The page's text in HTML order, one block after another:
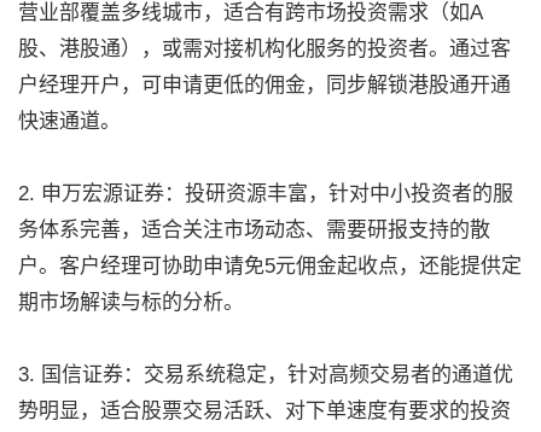
营业部覆盖多线城市，适合有跨市场投资需求（如A
股、港股通），或需对接机构化服务的投资者。通过客
户经理开户，可申请更低的佣金，同步解锁港股通开通
快速通道。
2. 申万宏源证券：投研资源丰富，针对中小投资者的服
务体系完善，适合关注市场动态、需要研报支持的散
户。客户经理可协助申请免5元佣金起收点，还能提供定
期市场解读与标的分析。
3. 国信证券：交易系统稳定，针对高频交易者的通道优
势明显，适合股票交易活跃、对下单速度有要求的投资